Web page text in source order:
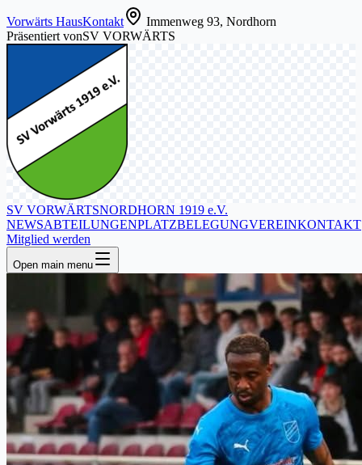
Vorwärts HausKontakt
Immenweg 93, Nordhorn
Präsentiert vonSV VORWÄRTS
SV VORWÄRTSNORDHORN 1919 e.V.
NEWSABTEILUNGENPLATZBELEGUNGVEREINKONTAKT
Mitglied werden
Open main menu